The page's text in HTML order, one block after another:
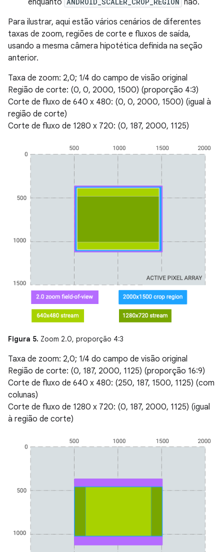
enquanto
não.
Para ilustrar, aqui estão vários cenários de diferentes
taxas de zoom, regiões de corte e fluxos de saída,
usando a mesma câmera hipotética definida na seção
anterior.
Taxa de zoom: 2,0; 1/4 do campo de visão original
Região de corte: (0, 0, 2000, 1500) (proporção 4:3)
Corte de fluxo de 640 x 480: (0, 0, 2000, 1500) (igual à
região de corte)
Corte de fluxo de 1280 x 720: (0, 187, 2000, 1125)
Figura 5. Zoom 2.0, proporção 4:3
Taxa de zoom: 2,0; 1/4 do campo de visão original
Região de corte: (0, 187, 2000, 1125) (proporção 16:9)
Corte de fluxo de 640 x 480: (250, 187, 1500, 1125) (com
colunas)
Corte de fluxo de 1280 x 720: (0, 187, 2000, 1125) (igual
à região de corte)